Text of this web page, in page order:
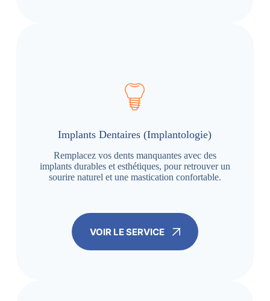
Implants Dentaires (Implantologie)
Remplacez vos dents manquantes avec des
implants durables et esthétiques, pour retrouver un
sourire naturel et une mastication confortable.
VOIR LE SERVICE